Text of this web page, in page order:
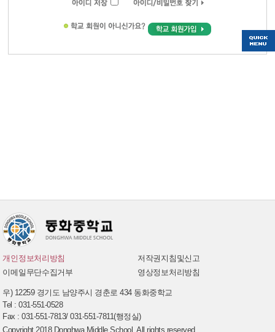
개인정보처리방침
저작권지침및신고
이메일무단수집거부
영상정보처리방침
우) 12259 경기도 남양주시 경춘로 434 동화중학교
Tel : 031-551-0528
Fax : 031-551-7813/ 031-551-7811(행정실)
Copyright 2018 Donghwa Middle School. All rights reserved .